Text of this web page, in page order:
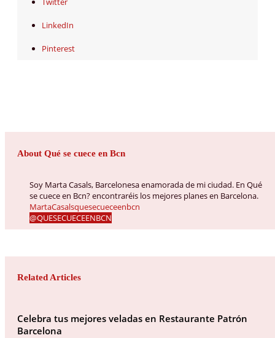
LinkedIn
Pinterest
About Qué se cuece en Bcn
Soy Marta Casals, Barcelonesa enamorada de mi ciudad. En Qué
se cuece en Bcn? encontraréis los mejores planes en Barcelona.
MartaCasalsquesecueceenbcn
@QUESECUECEENBCN
Related Articles
Celebra tus mejores veladas en Restaurante Patrón
Barcelona